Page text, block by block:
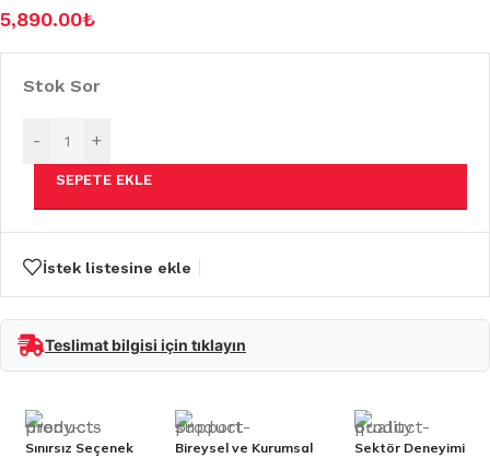
5,890.00₺
Stok Sor
- +
SEPETE EKLE
İstek listesine ekle
Teslimat bilgisi için tıklayın
Sınırsız Seçenek Bireysel ve Kurumsal Sektör Deneyimi